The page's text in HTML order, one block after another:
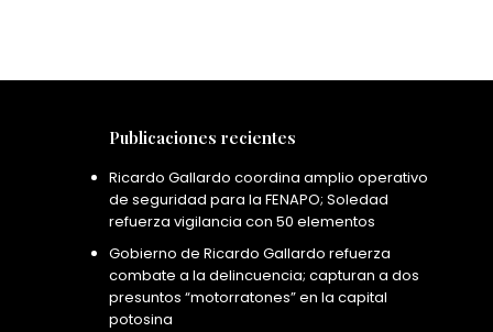
Publicaciones recientes
Ricardo Gallardo coordina amplio operativo
de seguridad para la FENAPO; Soledad
refuerza vigilancia con 50 elementos
Gobierno de Ricardo Gallardo refuerza
combate a la delincuencia; capturan a dos
presuntos “motorratones” en la capital
potosina